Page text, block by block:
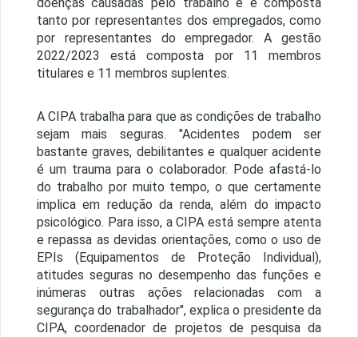
doenças causadas pelo trabalho e é composta
tanto por representantes dos empregados, como
por representantes do empregador. A gestão
2022/2023 está composta por 11 membros
titulares e 11 membros suplentes.
A CIPA trabalha para que as condições de trabalho
sejam mais seguras. "Acidentes podem ser
bastante graves, debilitantes e qualquer acidente
é um trauma para o colaborador. Pode afastá-lo
do trabalho por muito tempo, o que certamente
implica em redução da renda, além do impacto
psicológico. Para isso, a CIPA está sempre atenta
e repassa as devidas orientações, como o uso de
EPIs (Equipamentos de Proteção Individual),
atitudes seguras no desempenho das funções e
inúmeras outras ações relacionadas com a
segurança do trabalhador", explica o presidente da
CIPA, coordenador de projetos de pesquisa da